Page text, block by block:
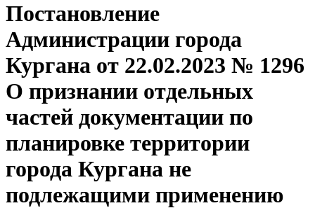
Постановление
Администрации города
Кургана от 22.02.2023 № 1296
О признании отдельных
частей документации по
планировке территории
города Кургана не
подлежащими применению